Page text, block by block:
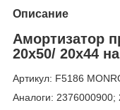
Описание
Амортизатор
20x50/ 20x44
Артикул: F5186
Аналоги: 2376000900;